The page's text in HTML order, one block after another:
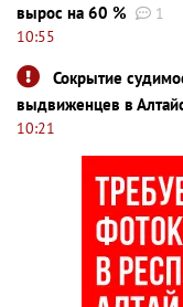
вырос на 60 %
1
10:55
Сокрытие
выдвиженцев в
10:21